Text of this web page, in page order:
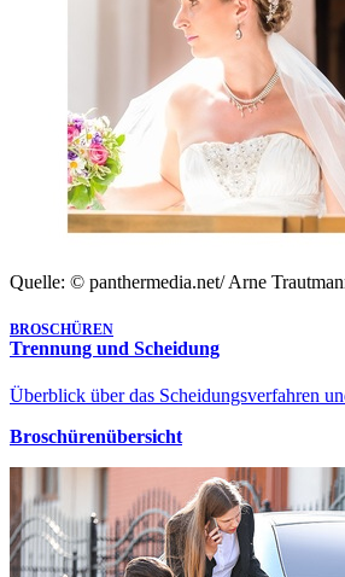
Quelle: © panthermedia.net/ Arne
BROSCHÜREN
Trennung und Scheidung
Überblick über das Scheidungsverfahren
Broschürenübersicht